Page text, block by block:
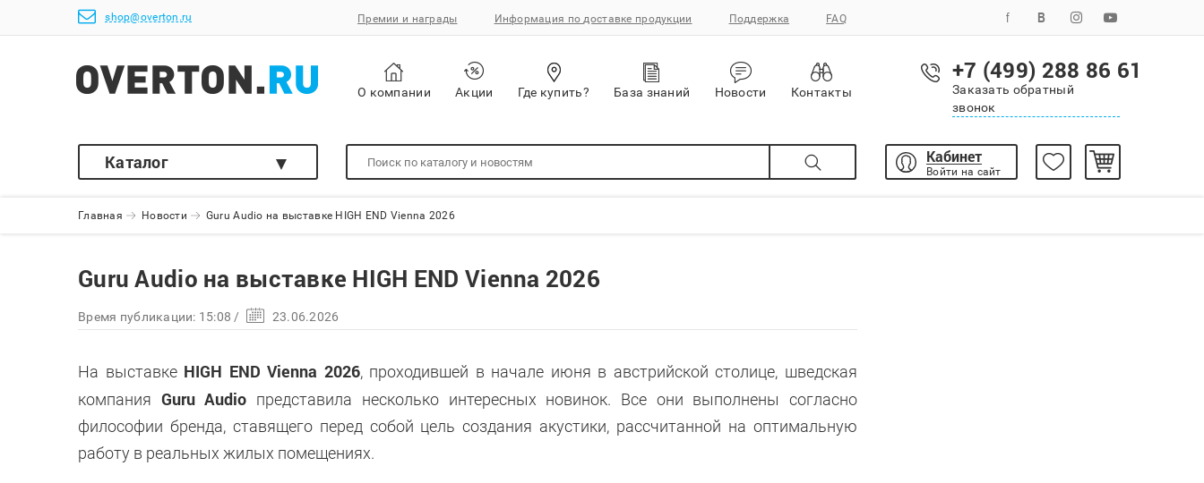
shop@overton.ru Премии и награды Информация по доставке продукции Поддержка FAQ
О компании Акции Где купить? База знаний Новости Контакты
+7 (499) 288 86 61
Заказать обратный
звонок
Каталог Кабинет
Войти на сайт
Главная Новости Guru Audio на выставке HIGH END Vienna 2026
Guru Audio на выставке HIGH END Vienna 2026
Время публикации: 15:08 / 23.06.2026
На выставке HIGH END Vienna 2026, проходившей в начале июня в австрийской столице, шведская
компания Guru Audio представила несколько интересных новинок. Все они выполнены согласно
философии бренда, ставящего перед собой цель создания акустики, рассчитанной на оптимальную
работу в реальных жилых помещениях.